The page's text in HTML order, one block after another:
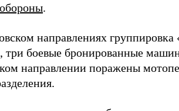
.
направлениях группировка
три боевые бронированные
направлении поражены